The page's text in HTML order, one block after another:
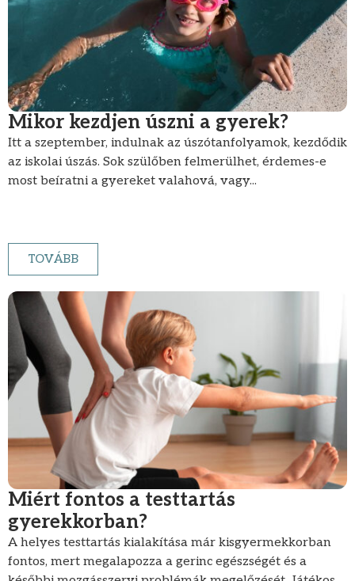
Mikor kezdjen úszni a gyerek?
Itt a szeptember, indulnak az úszótanfolyamok, kezdődik
az iskolai úszás. Sok szülőben felmerülhet, érdemes-e
most beíratni a gyereket valahová, vagy...
TOVÁBB
Miért fontos a testtartás
gyerekkorban?
A helyes testtartás kialakítása már kisgyermekkorban
fontos, mert megalapozza a gerinc egészségét és a